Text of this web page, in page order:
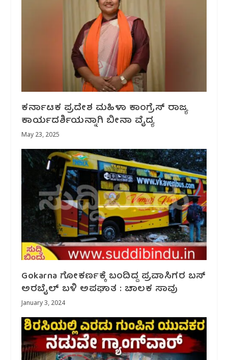
ಕರ್ನಾಟಕ ಪ್ರದೇಶ ಮಹಿಳಾ ಕಾಂಗ್ರೆಸ್ ರಾಜ್ಯ
ಕಾರ್ಯದರ್ಶಿಯನ್ನಾಗಿ ಬೀನಾ ವೈದ್ಯ
May 23, 2025
Gokarna ಗೋಕರ್ಣಕ್ಕೆ ಬಂದಿದ್ದ ಪ್ರವಾಸಿಗರ ಬಸ್
ಅರಬೈಲ್ ಬಳಿ ಅಪಘಾತ : ಚಾಲಕ ಸಾವು
January 3, 2024